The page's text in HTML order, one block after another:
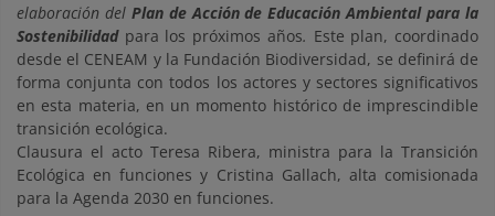
elaboración del Plan de Acción de Educación Ambiental para la
Sostenibilidadpara los próximos años. Este plan, coordinado
desde el CENEAM y la Fundación Biodiversidad, se definirá de
forma conjunta con todos los actores y sectores significativos
en esta materia, en un momento histórico de imprescindible
transición ecológica.
Clausura el acto Teresa Ribera, ministra para la Transición
Ecológica en funciones y Cristina Gallach, alta comisionada
para la Agenda 2030 en funciones.